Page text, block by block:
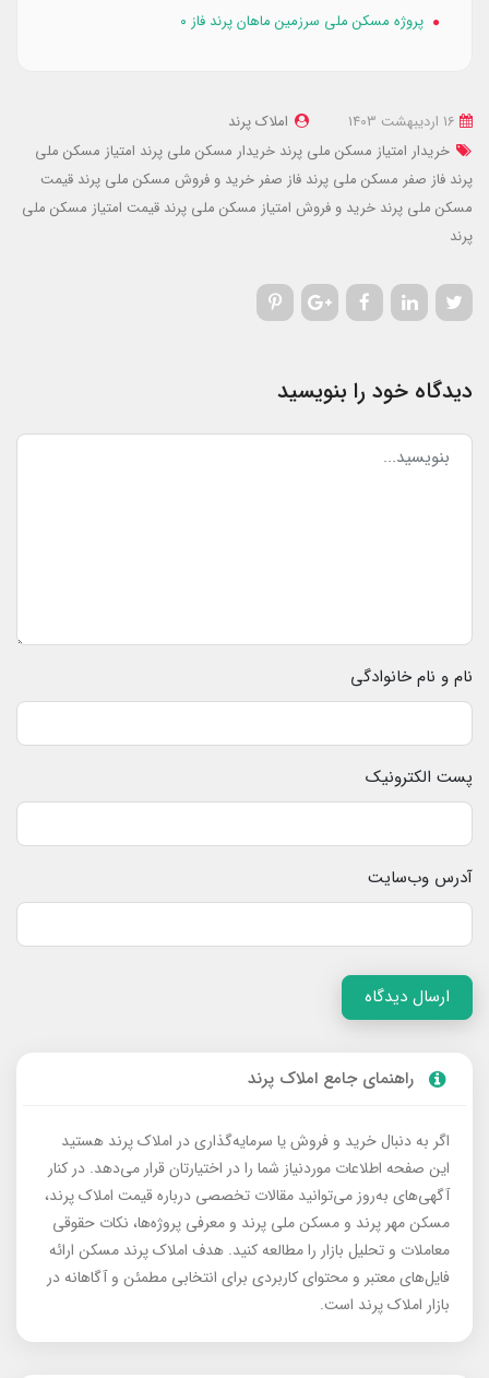
پروژه مسکن ملی سرزمین ماهان پرند فاز ۰
املاک پرند
خریدار امتیاز مسکن ملی پرند خریدار مسکن ملی پرند امتیاز مسکن ملی
پرند فاز صفر مسکن ملی پرند فاز صفر خرید و فروش مسکن ملی پرند قیمت
مسکن ملی پرند خرید و فروش امتیاز مسکن ملی پرند قیمت امتیاز مسکن ملی
پرند
دیدگاه خود را بنویسید
نام و نام خانوادگی
پست الکترونیک
آدرس وب‌سایت
ارسال دیدگاه
راهنمای جامع املاک پرند
اگر به دنبال خرید و فروش یا سرمایه‌گذاری در املاک پرند هستید
این صفحه اطلاعات موردنیاز شما را در اختیارتان قرار می‌دهد. در کنار
آگهی‌های به‌روز می‌توانید مقالات تخصصی درباره قیمت املاک پرند،
مسکن مهر پرند و مسکن ملی پرند و معرفی پروژه‌ها، نکات حقوقی
معاملات و تحلیل بازار را مطالعه کنید. هدف املاک پرند مسکن ارائه
فایل‌های معتبر و محتوای کاربردی برای انتخابی مطمئن و آگاهانه در
بازار املاک پرند است.